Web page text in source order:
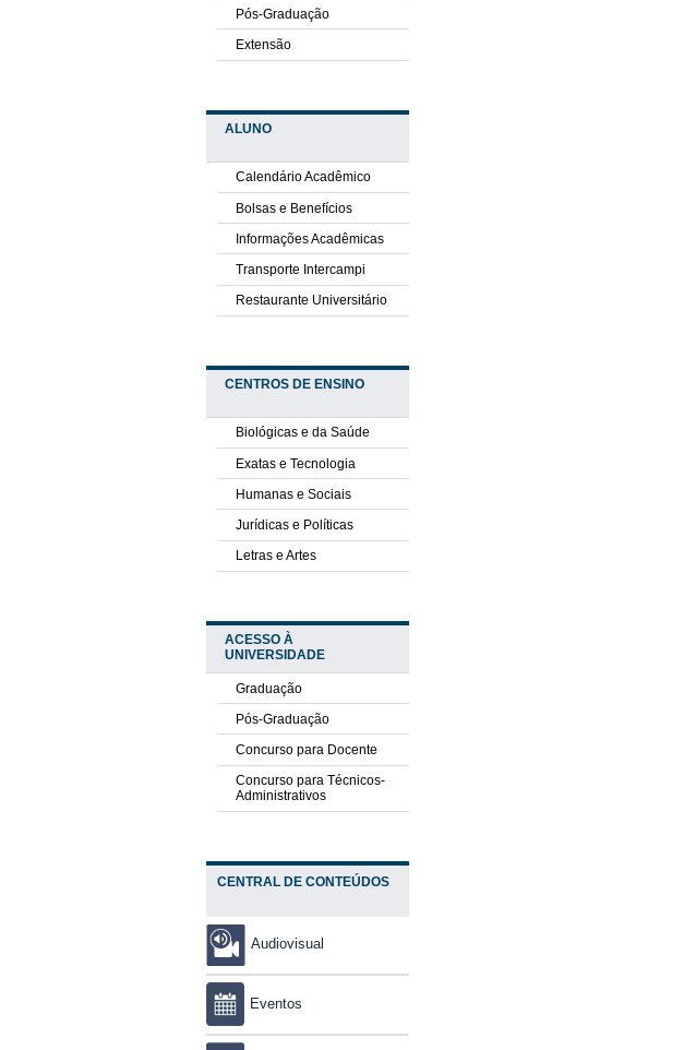
Pós-Graduação
Extensão
ALUNO
Calendário Acadêmico
Bolsas e Benefícios
Informações Acadêmicas
Transporte Intercampi
Restaurante Universitário
CENTROS DE ENSINO
Biológicas e da Saúde
Exatas e Tecnologia
Humanas e Sociais
Jurídicas e Políticas
Letras e Artes
ACESSO À
UNIVERSIDADE
Graduação
Pós-Graduação
Concurso para Docente
Concurso para Técnicos-
Administrativos
CENTRAL DE CONTEÚDOS
Audiovisual
Eventos